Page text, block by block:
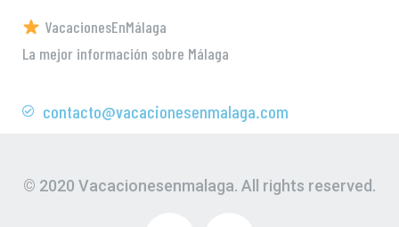
VacacionesEnMálaga
La mejor información sobre Málaga
contacto@vacacionesenmalaga.com
© 2020 Vacacionesenmalaga. All rights reserved.